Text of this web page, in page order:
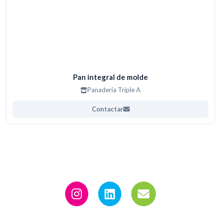
Pan integral de molde
Panadería Triple A
Contactar